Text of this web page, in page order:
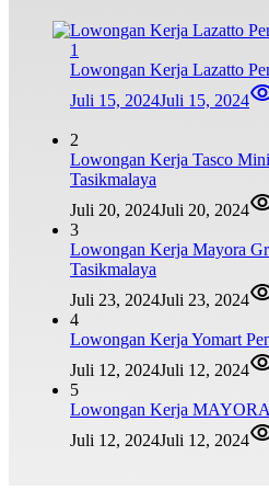
1
Lowongan Kerja Lazatto
Juli 15, 2024Juli 15, 2024
2
Lowongan Kerja Tasco
Tasikmalaya
Juli 20, 2024Juli 20, 2024
3
Lowongan Kerja Mayora
Tasikmalaya
Juli 23, 2024Juli 23, 2024
4
Lowongan Kerja Yomart
Juli 12, 2024Juli 12, 2024
5
Lowongan Kerja MAYORA
Juli 12, 2024Juli 12, 2024